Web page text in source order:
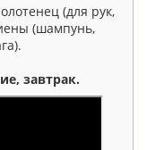
(для рук,
(шампунь,
завтрак.